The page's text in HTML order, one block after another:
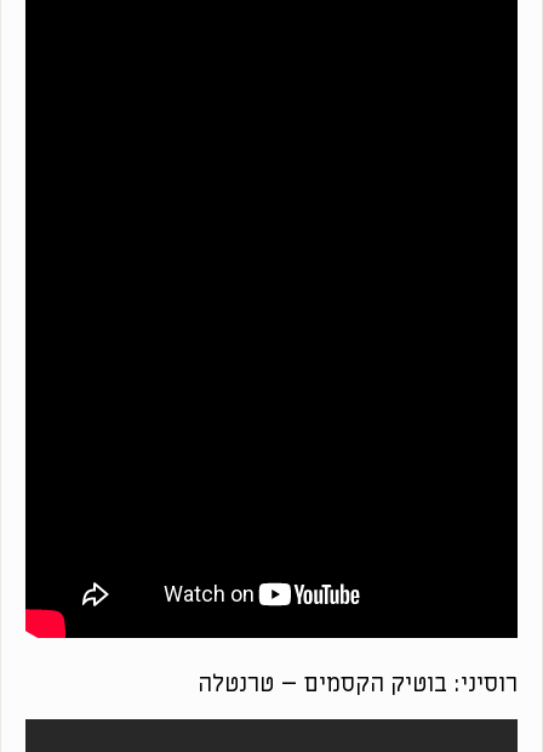
רוסיני: בוטיק הקסמים – טרנטלה